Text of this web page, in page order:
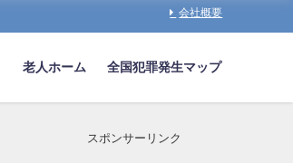
会社概要
老人ホーム 全国犯罪発生マップ
スポンサーリンク